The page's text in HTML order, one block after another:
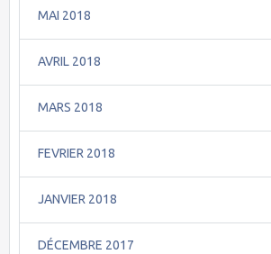
MAI 2018
AVRIL 2018
MARS 2018
FEVRIER 2018
JANVIER 2018
DÉCEMBRE 2017